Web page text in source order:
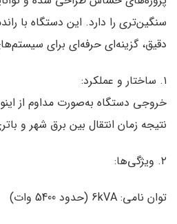
سنگین‌تری را دارد. این دستگاه با
دقیق، گزینه‌ای حرفه‌ای برای
۱. ساختار و عملکرد:
خروجی دستگاه به‌صورت مداوم از
نتیجه زمان انتقال بین برق شهر و
۲. ویژگی‌ها:
توان نامی: 6kVA (حدود 5400 وات)